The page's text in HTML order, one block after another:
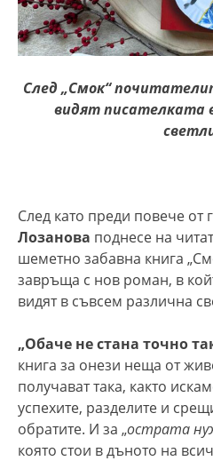
След „Смок“
видят писателката
След като преди повече от
Лозанова поднесе на
шеметно забавна книга
завръща с нов роман, в
видят в съвсем различна
„Обаче не стана точно
книга за онези неща от
получават така, както
успехите, разделите и
обратите. И за „острата
която стои в дъното на